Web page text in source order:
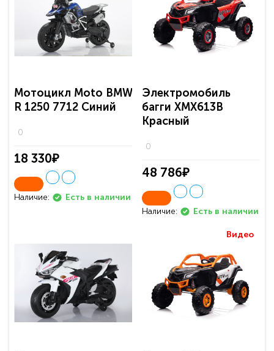
Мотоцикл Moto BMW
R 1250 7712 Синий
0
18 330₽
Наличие: Есть в наличии
Электромобиль
багги ХМХ613В
Красный
0
48 786₽
Наличие: Есть в наличии
Видео